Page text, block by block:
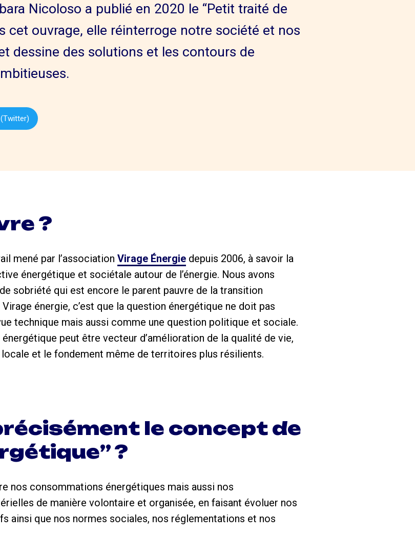
Nicoloso a publié en 2020 le “Petit traité de
cet ouvrage, elle réinterroge notre société et nos
dessine des solutions et les contours de
?
mené par l’association Virage Énergie depuis 2006, à savoir la
énergétique et sociétale autour de l’énergie. Nous avons
sobriété qui est encore le parent pauvre de la transition
énergie, c’est que la question énergétique ne doit pas
technique mais aussi comme une question politique et sociale.
peut être vecteur d’amélioration de la qualité de vie,
et le fondement même de territoires plus résilients.
le concept de
?
nos consommations énergétiques mais aussi nos
de manière volontaire et organisée, en faisant évoluer nos
ainsi que nos normes sociales, nos réglementations et nos